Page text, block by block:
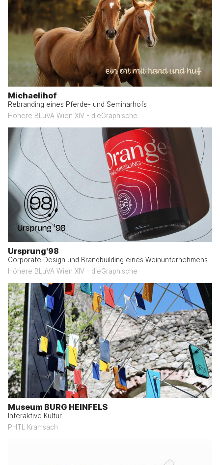
Michaelihof
Rebranding eines Pferde- und Seminarhofs
Höhere BLuVA Wien XIV - dieGraphische
Ursprung'98
Corporate Design und Brandbuilding eines Weinunternehmens
Höhere BLuVA Wien XIV - dieGraphische
Museum BURG HEINFELS
Interaktive Kultur
PHTL Kramsach